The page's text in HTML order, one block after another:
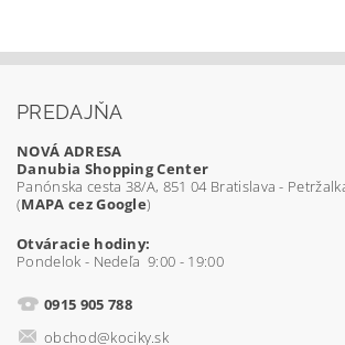
PREDAJŇA
NOVÁ ADRESA
Danubia Shopping Center
Panónska cesta 38/A, 851 04 Bratislava -
(MAPA cez Google)
Otváracie hodiny:
Pondelok - Nedeľa 9:00 - 19:00
0915 905 788
obchod@kociky.sk